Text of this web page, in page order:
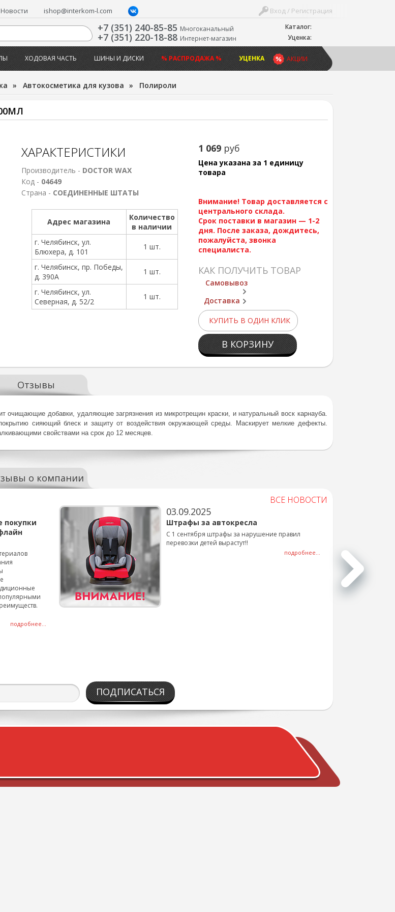
Каталог:
Уценка:
Вход / Регистрация
Новости ishop@interkom-l.com
+7 (351) 240-85-85 Многоканальный
+7 (351) 220-18-88 Интернет-магазин
АКЦИИ
ХОДОВАЯ ЧАСТЬ ШИНЫ И ДИСКИ % РАСПРОДАЖА % УЦЕНКА
» Автокосметика для кузова » Полироли
1 069 руб
Цена указана за 1 единицу
товара
Внимание! Товар доставляется с
центрального склада.
Срок поставки в магазин — 1-2
дня. После заказа, дождитесь,
пожалуйста, звонка
специалиста.
КАК ПОЛУЧИТЬ ТОВАР
Самовывоз
Доставка
КУПИТЬ В ОДИН КЛИК
В КОРЗИНУ
ХАРАКТЕРИСТИКИ
Производитель - DOCTOR WAX
Код - 04649
Страна - СОЕДИНЕННЫЕ ШТАТЫ
Адрес магазина
Количество
в наличии
г. Челябинск, ул.
Блюхера, д. 101
1 шт.
г. Челябинск, пр. Победы,
д. 390А
1 шт.
г. Челябинск, ул.
Северная, д. 52/2
1 шт.
Отзывы
очищающие добавки, удаляющие загрязнения из микротрещин краски, и натуральный воск карнауба.
сияющий блеск и защиту от воздействия окружающей среды. Маскирует мелкие дефекты.
свойствами на срок до 12 месяцев.
о компании
ВСЕ НОВОСТИ
покупки
подробнее...
03.09.2025
Штрафы за автокресла
С 1 сентября штрафы за нарушение правил
перевозки детей вырастут!!
подробнее...
ПОДПИСАТЬСЯ